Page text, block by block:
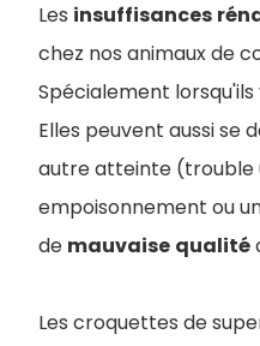
Les insuffisances
chez nos animaux de
Spécialement lorsqu'ils
Elles peuvent aussi se
autre atteinte (trouble
empoisonnement ou
de mauvaise qualité
Les croquettes de